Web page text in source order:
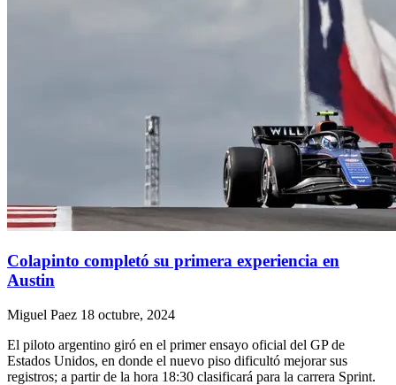
Colapinto completó su primera experiencia en
Austin
Miguel Paez 18 octubre, 2024
El piloto argentino giró en el primer ensayo oficial del GP de
Estados Unidos, en donde el nuevo piso dificultó mejorar sus
registros; a partir de la hora 18:30 clasificará para la carrera Sprint.